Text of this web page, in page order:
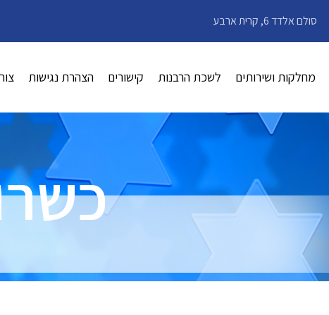
סולם אלדד 6, קרית ארבע
מחלקות ושירותים לשכת הרבנות קישורים הצהרת נגישות